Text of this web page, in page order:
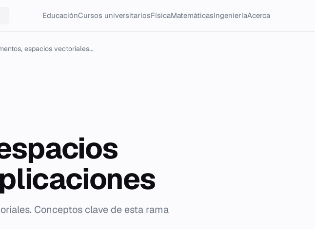
EducaciónCursos universitariosFísicaMatemáticasIngenieríaAcerca
espacios vectoriales...
Conceptos clave de esta rama